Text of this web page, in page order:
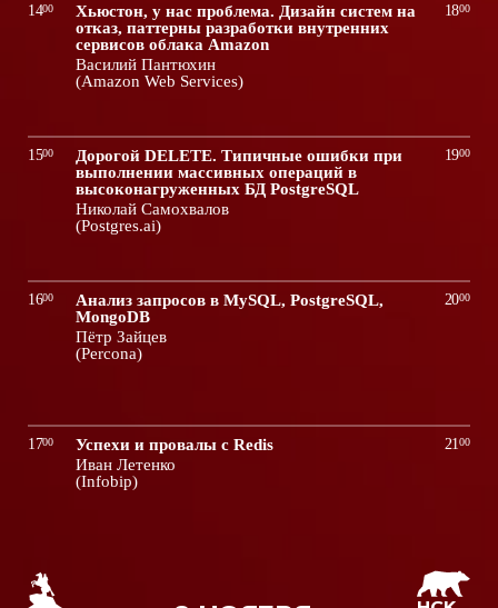
1400
Хьюстон, у нас проблема. Дизайн систем на
отказ, паттерны разработки внутренних
сервисов облака Amazon
Василий Пантюхин
(Amazon Web Services)
1800
1500
Дорогой DELETE. Типичные ошибки при
выполнении массивных операций в
высоконагруженных БД PostgreSQL
Николай Самохвалов
(Postgres.ai)
1900
1600
Анализ запросов в MySQL, PostgreSQL,
MongoDB
Пётр Зайцев
(Percona)
2000
1700
Успехи и провалы с Redis
Иван Летенко
(Infobip)
2100